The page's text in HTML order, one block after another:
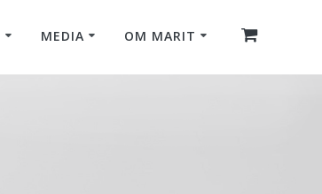
MEDIA OM MARIT